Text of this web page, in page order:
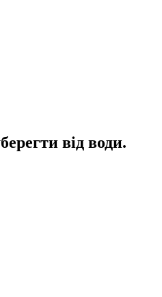
від води.